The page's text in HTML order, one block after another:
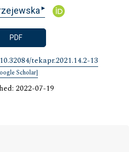
▸
PDF
tekapr.2021.14.2-13
Scholar]
2022-07-19